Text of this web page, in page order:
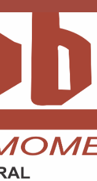
INTERNACIONAL